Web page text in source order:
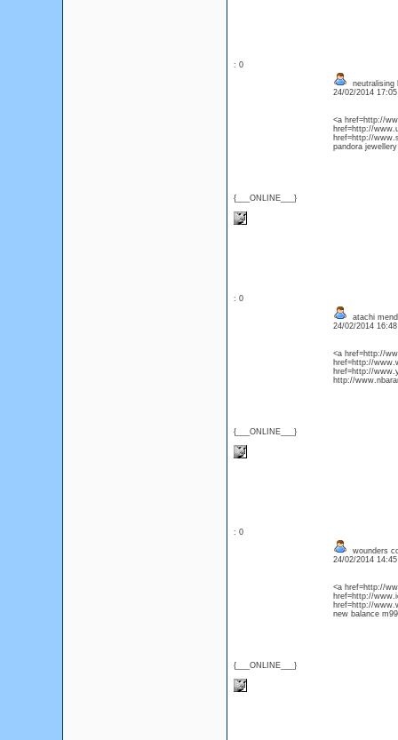
: 0
{___ONLINE___}
neutralising
24/02/2014
<a href=http://
href=http://
href=http://
pandora jewellery
: 0
{___ONLINE___}
atachi
24/02/2014
<a href=http://
href=http://
href=http://
http://
: 0
{___ONLINE___}
wounders
24/02/2014
<a href=http://
href=http://
href=http://
new balance